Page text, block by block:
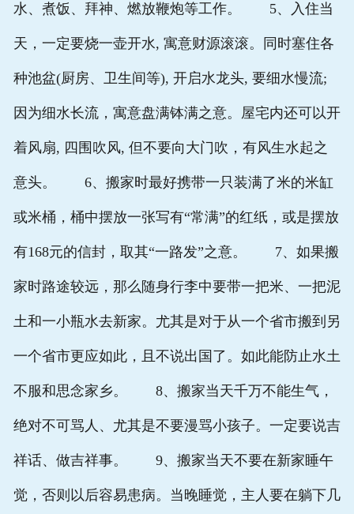
水、煮饭、拜神、燃放鞭炮等工作。 5、入住当
天，一定要烧一壶开水, 寓意财源滚滚。同时塞住各
种池盆(厨房、卫生间等), 开启水龙头, 要细水慢流;
因为细水长流，寓意盘满钵满之意。屋宅内还可以开
着风扇, 四围吹风, 但不要向大门吹，有风生水起之
意头。 6、搬家时最好携带一只装满了米的米缸
或米桶，桶中摆放一张写有“常满”的红纸，或是摆放
有168元的信封，取其“一路发”之意。 7、如果搬
家时路途较远，那么随身行李中要带一把米、一把泥
土和一小瓶水去新家。尤其是对于从一个省市搬到另
一个省市更应如此，且不说出国了。如此能防止水土
不服和思念家乡。 8、搬家当天千万不能生气，
绝对不可骂人、尤其是不要漫骂小孩子。一定要说吉
祥话、做吉祥事。 9、搬家当天不要在新家睡午
觉，否则以后容易患病。当晚睡觉，主人要在躺下几